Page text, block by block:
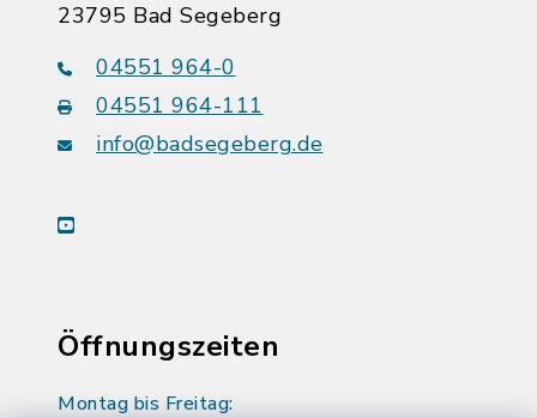
23795 Bad Segeberg
04551 964-0
04551 964-111
info@badsegeberg.de
youtube
Öffnungszeiten
Montag bis Freitag: